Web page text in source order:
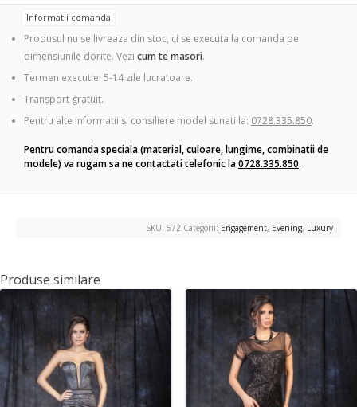
Informatii comanda
Produsul nu se livreaza din stoc, ci se executa la comanda pe
dimensiunile dorite. Vezi cum te masori.
Termen executie: 5-14 zile lucratoare.
Transport gratuit.
Pentru alte informatii si consiliere model sunati la: 0728.335.850.
Pentru comanda speciala (material, culoare, lungime, combinatii de
modele) va rugam sa ne contactati telefonic la0728.335.850.
SKU: 572 Categorii: Engagement, Evening, Luxury
Produse similare